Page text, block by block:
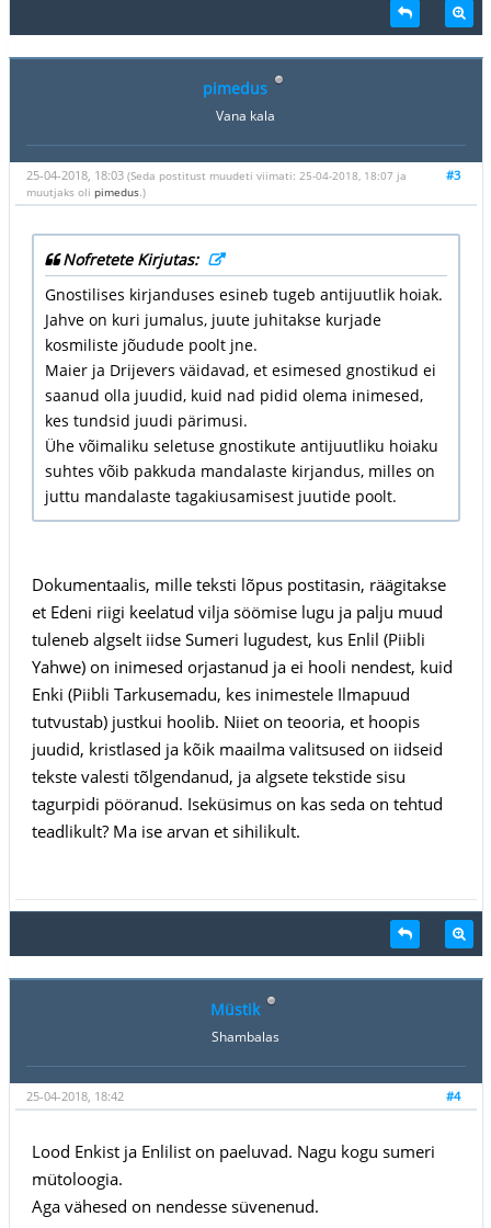
pimedus
Vana kala
#3
25-04-2018, 18:03 (Seda postitust muudeti viimati: 25-04-2018, 18:07 ja
muutjaks oli pimedus.)
Nofretete Kirjutas:
Gnostilises kirjanduses esineb tugeb antijuutlik hoiak.
Jahve on kuri jumalus, juute juhitakse kurjade
kosmiliste jõudude poolt jne.
Maier ja Drijevers väidavad, et esimesed gnostikud ei
saanud olla juudid, kuid nad pidid olema inimesed,
kes tundsid juudi pärimusi.
Ühe võimaliku seletuse gnostikute antijuutliku hoiaku
suhtes võib pakkuda mandalaste kirjandus, milles on
juttu mandalaste tagakiusamisest juutide poolt.
Dokumentaalis, mille teksti lõpus postitasin, räägitakse
et Edeni riigi keelatud vilja söömise lugu ja palju muud
tuleneb algselt iidse Sumeri lugudest, kus Enlil (Piibli
Yahwe) on inimesed orjastanud ja ei hooli nendest, kuid
Enki (Piibli Tarkusemadu, kes inimestele Ilmapuud
tutvustab) justkui hoolib. Niiet on teooria, et hoopis
juudid, kristlased ja kõik maailma valitsused on iidseid
tekste valesti tõlgendanud, ja algsete tekstide sisu
tagurpidi pööranud. Iseküsimus on kas seda on tehtud
teadlikult? Ma ise arvan et sihilikult.
Müstik
Shambalas
#4
25-04-2018, 18:42
Lood Enkist ja Enlilist on paeluvad. Nagu kogu sumeri
mütoloogia.
Aga vähesed on nendesse süvenenud.